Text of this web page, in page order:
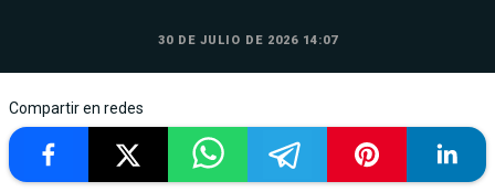
30 DE JULIO DE 2026 14:07
Compartir en redes